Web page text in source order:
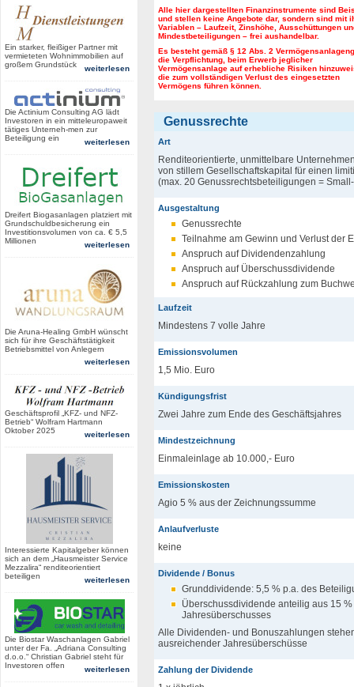
Ein starker, fleißiger Partner mit
vermieteten Wohnimmobilien auf
großem Grundstück
weiterlesen
Die Actinium Consulting AG lädt
Investoren in ein mitteleuropaweit
tätiges Unterneh-men zur
Beteiligung ein
weiterlesen
Dreifert Biogasanlagen platziert mit
Grundschuldbesicherung ein
Investitionsvolumen von ca. € 5,5
Millionen
weiterlesen
Die Aruna-Healing GmbH wünscht
sich für ihre Geschäftstätigkeit
Betriebsmittel von Anlegern
weiterlesen
Geschäftsprofil „KFZ- und NFZ-
Betrieb“ Wolfram Hartmann
Oktober 2025
weiterlesen
Interessierte Kapitalgeber können
sich an dem „Hausmeister Service
Mezzalira“ renditeorientiert
beteiligen
weiterlesen
Die Biostar Waschanlagen Gabriel
unter der Fa. „Adriana Consulting
d.o.o.“ Christian Gabriel steht für
Investoren offen
weiterlesen
Alle hier dargestellten Finanzinstrumente sind
und stellen keine Angebote dar, sondern sind mit
Variablen – Laufzeit, Zinshöhe, Ausschüttungen
Mindestbeteiligungen – frei aushandelbar.
Es besteht gemäß § 12 Abs. 2
die Verpflichtung, beim Erwerb jeglicher
Vermögensanlage auf erhebliche Risiken
die zum vollständigen Verlust des eingesetzten
Vermögens führen können.
Genussrechte
Art
Renditeorientierte, unmittelbare
von stillem Gesellschaftskapital für einen
(max. 20 Genussrechtsbeteiligungen =
Ausgestaltung
Genussrechte
Teilnahme am Gewinn und Verlust der
Anspruch auf Dividendenzahlung
Anspruch auf Überschussdividende
Anspruch auf Rückzahlung zum
Laufzeit
Mindestens 7 volle Jahre
Emissionsvolumen
1,5 Mio. Euro
Kündigungsfrist
Zwei Jahre zum Ende des Geschäftsjahres
Mindestzeichnung
Einmaleinlage ab 10.000,- Euro
Emissionskosten
Agio 5 % aus der Zeichnungssumme
Anlaufverluste
keine
Dividende / Bonus
Grunddividende: 5,5 % p.a. des
Überschussdividende anteilig aus 15
Jahresüberschusses
Alle Dividenden- und Bonuszahlungen
ausreichender Jahresüberschüsse
Zahlung der Dividende